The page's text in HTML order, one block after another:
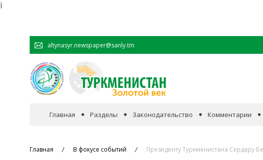
Ï
altynasyr.newspaper@sanly.tm
Главная Разделы Законодательство Комментарии
Главная В фокусе событий Президенту Туркменистана Сердару